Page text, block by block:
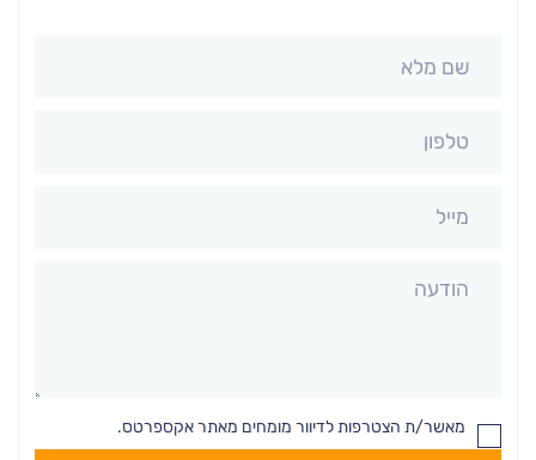
מלא:
מאשר/ת הצטרפות לדיוור מומחים מאתר אקספרטס.